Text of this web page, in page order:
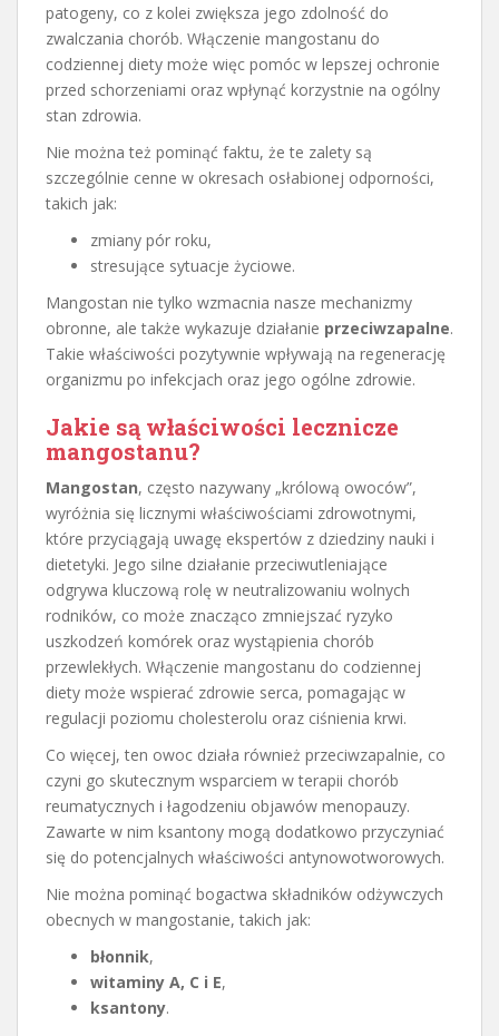
patogeny, co z kolei zwiększa jego zdolność do
zwalczania chorób. Włączenie mangostanu do
codziennej diety może więc pomóc w lepszej ochronie
przed schorzeniami oraz wpłynąć korzystnie na ogólny
stan zdrowia.
Nie można też pominąć faktu, że te zalety są
szczególnie cenne w okresach osłabionej odporności,
takich jak:
zmiany pór roku,
stresujące sytuacje życiowe.
Mangostan nie tylko wzmacnia nasze mechanizmy
obronne, ale także wykazuje działanie przeciwzapalne.
Takie właściwości pozytywnie wpływają na regenerację
organizmu po infekcjach oraz jego ogólne zdrowie.
Jakie są właściwości lecznicze
mangostanu?
Mangostan, często nazywany „królową owoców”,
wyróżnia się licznymi właściwościami zdrowotnymi,
które przyciągają uwagę ekspertów z dziedziny nauki i
dietetyki. Jego silne działanie przeciwutleniające
odgrywa kluczową rolę w neutralizowaniu wolnych
rodników, co może znacząco zmniejszać ryzyko
uszkodzeń komórek oraz wystąpienia chorób
przewlekłych. Włączenie mangostanu do codziennej
diety może wspierać zdrowie serca, pomagając w
regulacji poziomu cholesterolu oraz ciśnienia krwi.
Co więcej, ten owoc działa również przeciwzapalnie, co
czyni go skutecznym wsparciem w terapii chorób
reumatycznych i łagodzeniu objawów menopauzy.
Zawarte w nim ksantony mogą dodatkowo przyczyniać
się do potencjalnych właściwości antynowotworowych.
Nie można pominąć bogactwa składników odżywczych
obecnych w mangostanie, takich jak:
błonnik,
witaminy A, C i E,
ksantony.